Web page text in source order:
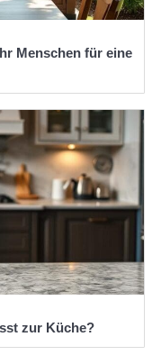
Menschen für eine
zur Küche?